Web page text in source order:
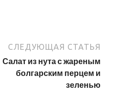
СЛЕДУЮЩАЯ СТАТЬЯ
Салат из нута с жареным
болгарским перцем и
зеленью